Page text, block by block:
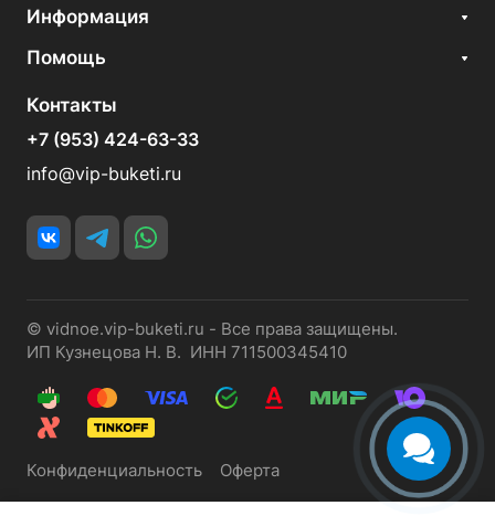
Информация
Помощь
Контакты
+7 (953) 424-63-33
info@vip-buketi.ru
© vidnoe.vip-buketi.ru - Все права защищены.
ИП Кузнецова Н. В. ИНН 711500345410
Конфиденциальность Оферта